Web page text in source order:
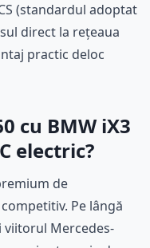
(standardul adoptat
direct la rețeaua
practic deloc
cu BMW iX3
electric?
de
Pe lângă
viitorul Mercedes-